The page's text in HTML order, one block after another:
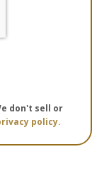
don't sell or
policy.